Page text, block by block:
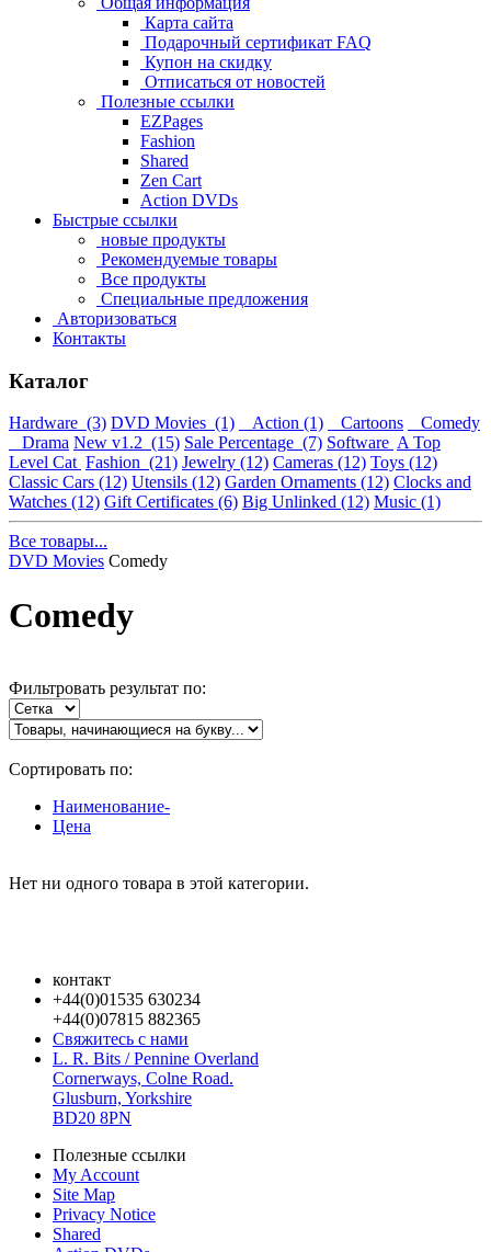
Карта сайта
Подарочный сертификат FAQ
Купон на скидку
Отписаться от новостей
Полезные ссылки
EZPages
Fashion
Shared
Zen Cart
Action DVDs
Быстрые ссылки
новые продукты
Рекомендуемые товары
Все продукты
Специальные предложения
Авторизоваться
Контакты
Каталог
Hardware (3) DVD Movies (1) Action (1) Cartoons
Comedy
Drama New v1.2 (15) Sale Percentage (7) Software A Top
Level Cat Fashion (21) Jewelry (12) Cameras (12) Toys (12)
Classic Cars (12) Utensils (12) Garden Ornaments (12) Clocks and
Watches (12) Gift Certificates (6) Big Unlinked (12) Music (1)
Все товары...
DVD Movies Comedy
Comedy
Фильтровать результат по:
Сортировать по:
Наименование-
Цена
Нет ни одного товара в этой категории.
контакт
+44(0)01535 630234
+44(0)07815 882365
Свяжитесь с нами
L. R. Bits / Pennine Overland
Cornerways, Colne Road.
Glusburn, Yorkshire
BD20 8PN
Полезные ссылки
My Account
Site Map
Privacy Notice
Shared